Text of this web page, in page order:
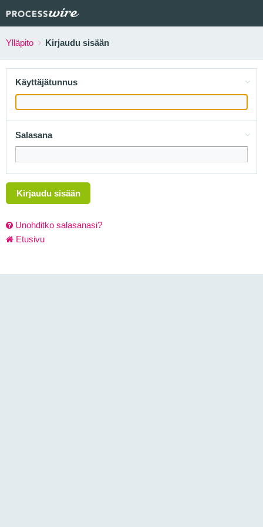
Ylläpito Kirjaudu sisään
Käyttäjätunnus
Salasana
Kirjaudu sisään
Unohditko salasanasi?
Etusivu